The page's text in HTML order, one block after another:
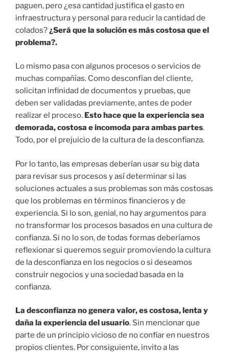
paguen, pero ¿esa cantidad justifica el gasto en
infraestructura y personal para reducir la cantidad de
colados?¿Será que la solución es más costosa que el
problema?.
Lo mismo pasa con algunos procesos o servicios de
muchas compañías. Como desconfían del cliente,
solicitan infinidad de documentos y pruebas, que
deben ser validadas previamente, antes de poder
realizar el proceso. Esto hace que la experiencia sea
demorada, costosa e incomoda para ambas partes.
Todo, por el prejuicio de la cultura de la desconfianza.
Por lo tanto, las empresas deberían usar su big data
para revisar sus procesos y así determinar si las
soluciones actuales a sus problemas son más costosas
que los problemas en términos financieros y de
experiencia. Si lo son, genial, no hay argumentos para
no transformar los procesos basados en una cultura de
confianza. Si no lo son, de todas formas deberíamos
reflexionar si queremos seguir promoviendo la cultura
de la desconfianza en los negocios o si deseamos
construir negocios y una sociedad basada en la
confianza.
La desconfianza no genera valor, es costosa, lenta y
daña la experiencia del usuario. Sin mencionar que
parte de un principio vicioso de no confiar en nuestros
propios clientes. Por consiguiente, invito a las